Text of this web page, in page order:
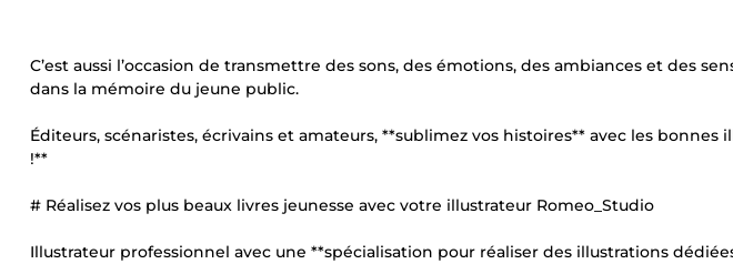
C’est aussi l’occasion de transmettre des sons, des émotions, des ambiances et des
dans la mémoire du jeune public.
Éditeurs, scénaristes, écrivains et amateurs, **sublimez vos histoires** avec les bonnes
!**
# Réalisez vos plus beaux livres jeunesse avec votre illustrateur Romeo_Studio
Illustrateur professionnel avec une **spécialisation pour réaliser des illustrations